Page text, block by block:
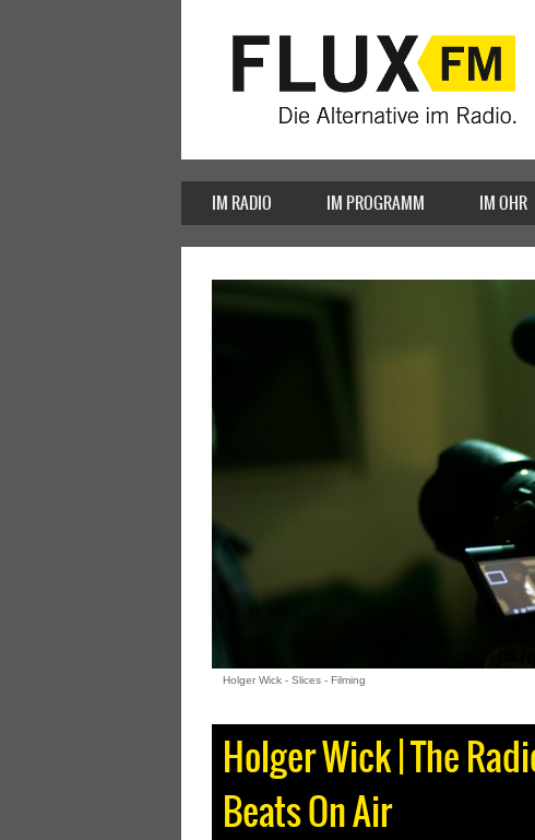
IM RADIO IM PROGRAMM IM OHR
Holger Wick - Slices - Filming
Holger Wick | The
Beats On Air